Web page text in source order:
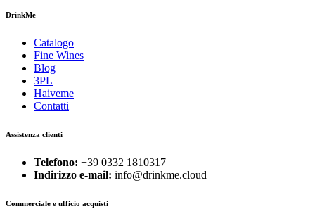
DrinkMe
Catalogo
Fine Wines
Blog
3PL
Haiveme
Contatti
Assistenza clienti
Telefono: +39 0332 1810317
Indirizzo e-mail: info@drinkme.cloud
Commerciale e ufficio acquisti